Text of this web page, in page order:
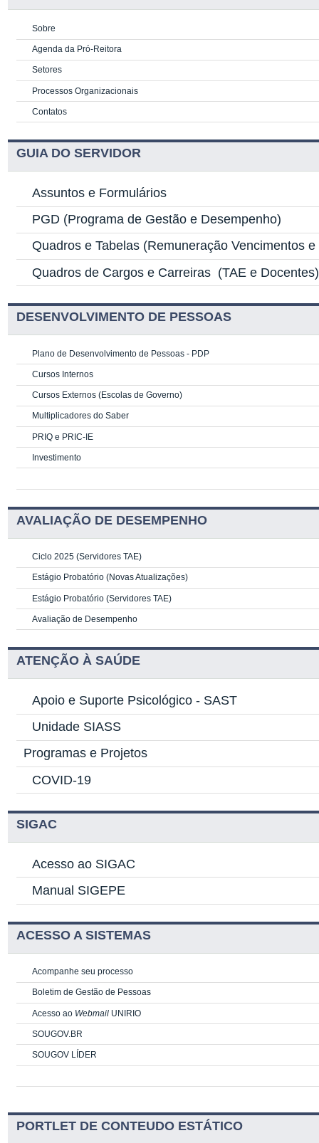
Sobre
Agenda da Pró-Reitora
Setores
Processos Organizacionais
Contatos
GUIA DO SERVIDOR
Assuntos e Formulários
PGD (Programa de Gestão e Desempenho)
Quadros e Tabelas (Remuneração Vencimentos
Quadros de Cargos e Carreiras (TAE e Docentes)
DESENVOLVIMENTO DE PESSOAS
Plano de Desenvolvimento de Pessoas - PDP
Cursos Internos
Cursos Externos (Escolas de Governo)
Multiplicadores do Saber
PRIQ e PRIC-IE
Investimento
AVALIAÇÃO DE DESEMPENHO
Ciclo 2025 (Servidores TAE)
Estágio Probatório (Novas Atualizações)
Estágio Probatório (Servidores TAE)
Avaliação de Desempenho
ATENÇÃO À SAÚDE
Apoio e Suporte Psicológico - SAST
Unidade SIASS
Programas e Projetos
COVID-19
SIGAC
Acesso ao SIGAC
Manual SIGEPE
ACESSO A SISTEMAS
Acompanhe seu processo
Boletim de Gestão de Pessoas
Acesso ao Webmail UNIRIO
SOUGOV.BR
SOUGOV LÍDER
PORTLET DE CONTEUDO ESTÁTICO